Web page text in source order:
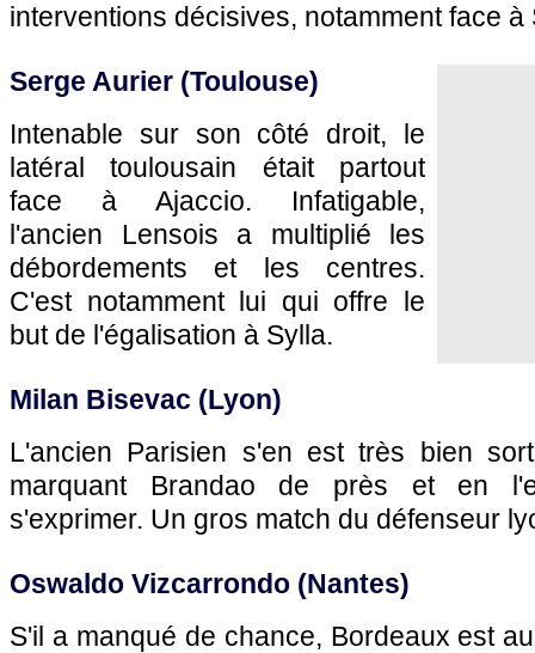
interventions décisives, notamment face à
Serge Aurier (Toulouse)
Intenable sur son côté droit, le
latéral toulousain était partout
face à Ajaccio. Infatigable,
l'ancien Lensois a multiplié les
débordements et les centres.
C'est notamment lui qui offre le
but de l'égalisation à Sylla.
Milan Bisevac (Lyon)
L'ancien Parisien s'en est très bien
marquant Brandao de près et en
s'exprimer. Un gros match du défenseur
Oswaldo Vizcarrondo (Nantes)
S'il a manqué de chance, Bordeaux est